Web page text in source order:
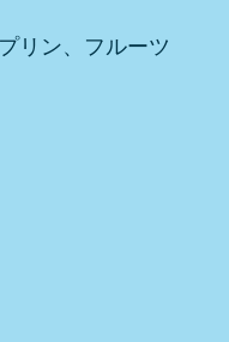
リン、フルーツ